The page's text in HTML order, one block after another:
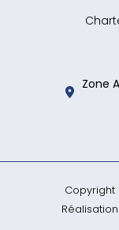
Zone
Copyright